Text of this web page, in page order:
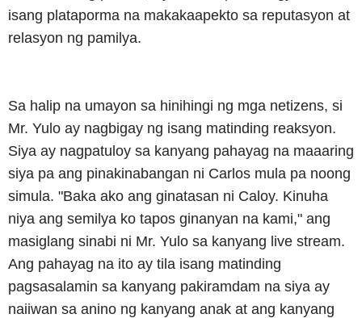
isang plataporma na makakaapekto sa reputasyon at
relasyon ng pamilya.
Sa halip na umayon sa hinihingi ng mga netizens, si
Mr. Yulo ay nagbigay ng isang matinding reaksyon.
Siya ay nagpatuloy sa kanyang pahayag na maaaring
siya pa ang pinakinabangan ni Carlos mula pa noong
simula. "Baka ako ang ginatasan ni Caloy. Kinuha
niya ang semilya ko tapos ginanyan na kami," ang
masiglang sinabi ni Mr. Yulo sa kanyang live stream.
Ang pahayag na ito ay tila isang matinding
pagsasalamin sa kanyang pakiramdam na siya ay
naiiwan sa anino ng kanyang anak at ang kanyang